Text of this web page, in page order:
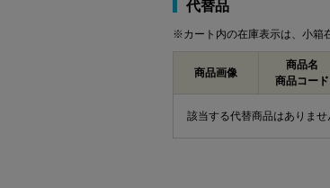
代替品
※カート内の在庫表示は、小箱
商品画像
商品名
商品コード
該当する代替商品はありませ